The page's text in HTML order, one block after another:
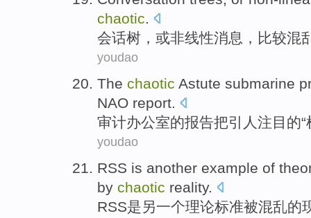
chaotic.
会话树 ， 或非线性消息 ， 比较混
youdao
The chaotic Astute submarine
NAO report.
审计办公室的报告把引人注目的“
youdao
RSS is another example of
by chaotic reality.
RSS是另一个理论标准被混乱的